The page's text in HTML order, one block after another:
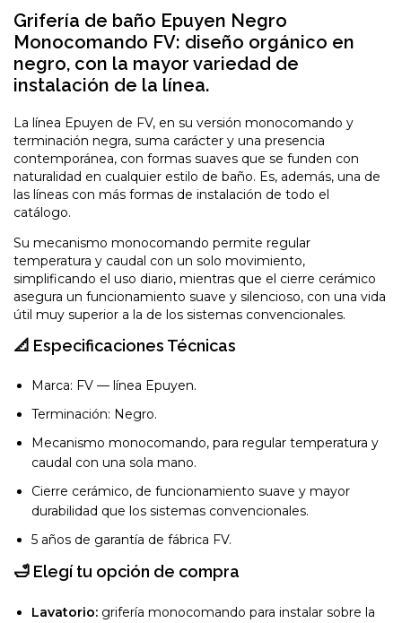
Grifería de baño Epuyen Negro
Monocomando FV: diseño orgánico en
negro, con la mayor variedad de
instalación de la línea.
La línea Epuyen de FV, en su versión monocomando y
terminación negra, suma carácter y una presencia
contemporánea, con formas suaves que se funden con
naturalidad en cualquier estilo de baño. Es, además, una de
las líneas con más formas de instalación de todo el
catálogo.
Su mecanismo monocomando permite regular
temperatura y caudal con un solo movimiento,
simplificando el uso diario, mientras que el cierre cerámico
asegura un funcionamiento suave y silencioso, con una vida
útil muy superior a la de los sistemas convencionales.
📐 Especificaciones Técnicas
Marca: FV — línea Epuyen.
Terminación: Negro.
Mecanismo monocomando, para regular temperatura y
caudal con una sola mano.
Cierre cerámico, de funcionamiento suave y mayor
durabilidad que los sistemas convencionales.
5 años de garantía de fábrica FV.
🛁 Elegí tu opción de compra
Lavatorio: grifería monocomando para instalar sobre la